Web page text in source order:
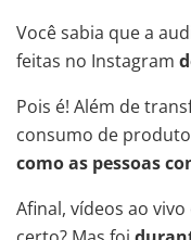
Você sabia que a
feitas no Instagram
Pois é! Além de
consumo de
como as pessoas
Afinal, vídeos ao